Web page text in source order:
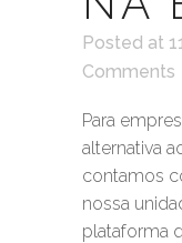
Posted at
Comments
Para
alternativa
contamos
nossa
plataforma